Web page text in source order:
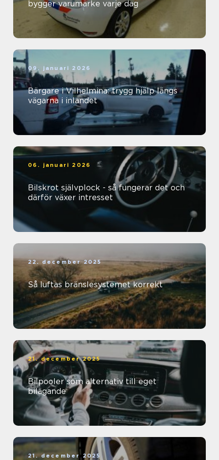
bygger varumärke varje dag
09. januari 2026
Bärgare i Vilhelmina: trygg hjälp längs
vägarna i inlandet
06. januari 2026
Bilskrot självplock - så fungerar det och
därför växer intresset
22. december 2025
Så luftas bränslesystemet korrekt
21. december 2025
Bilpooler som alternativ till eget
bilägande
21. december 2025